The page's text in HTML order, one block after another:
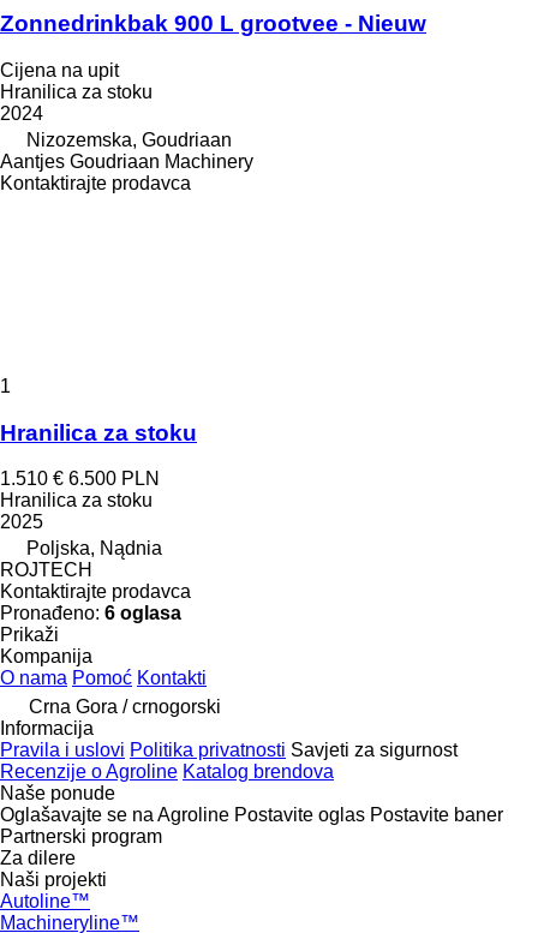
Zonnedrinkbak 900 L grootvee - Nieuw
Cijena na upit
Hranilica za stoku
2024
Nizozemska, Goudriaan
Aantjes Goudriaan Machinery
Kontaktirajte prodavca
1
Hranilica za stoku
1.510 € 6.500 PLN
Hranilica za stoku
2025
Poljska, Nądnia
ROJTECH
Kontaktirajte prodavca
Pronađeno: 6 oglasa
Prikaži
Kompanija
O nama Pomoć Kontakti
Crna Gora / crnogorski
Informacija
Pravila i uslovi Politika privatnosti Savjeti za sigurnost
Recenzije o Agroline Katalog brendova
Naše ponude
Oglašavajte se na Agroline Postavite oglas Postavite baner
Partnerski program
Za dilere
Naši projekti
Autoline™
Machineryline™